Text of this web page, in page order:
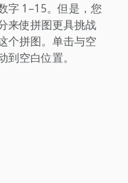
字 1–15。但是，您
来使拼图更具挑战
个拼图。单击与空
空白位置。